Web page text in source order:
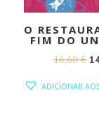
O
FIM DO
16,60€ O
ADICIONAR